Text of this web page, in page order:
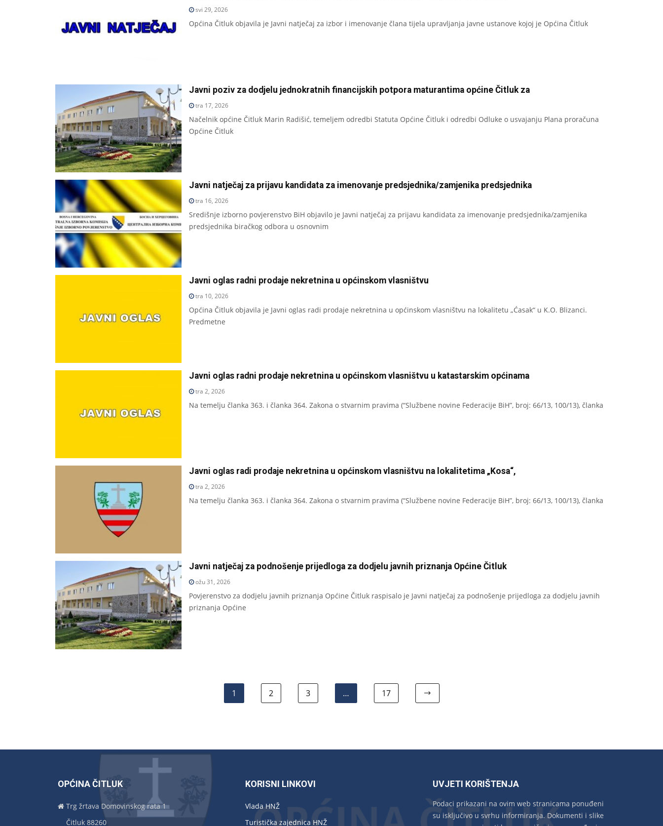
svi 29, 2026
Općina Čitluk objavila je Javni natječaj za izbor i imenovanje člana tijela upravljanja javne ustanove kojoj je Općina Čitluk
Javni poziv za dodjelu jednokratnih financijskih potpora maturantima općine Čitluk za
tra 17, 2026
Načelnik općine Čitluk Marin Radišić, temeljem odredbi Statuta Općine Čitluk i odredbi Odluke o usvajanju Plana proračuna
Općine Čitluk
Javni natječaj za prijavu kandidata za imenovanje predsjednika/zamjenika predsjednika
tra 16, 2026
Središnje izborno povjerenstvo BiH objavilo je Javni natječaj za prijavu kandidata za imenovanje predsjednika/zamjenika
predsjednika biračkog odbora u osnovnim
Javni oglas radni prodaje nekretnina u općinskom vlasništvu
tra 10, 2026
Općina Čitluk objavila je Javni oglas radi prodaje nekretnina u općinskom vlasništvu na lokalitetu „Ćasak“ u K.O. Blizanci.
Predmetne
Javni oglas radni prodaje nekretnina u općinskom vlasništvu u katastarskim općinama
tra 2, 2026
Na temelju članka 363. i članka 364. Zakona o stvarnim pravima (“Službene novine Federacije BiH”, broj: 66/13, 100/13), članka
Javni oglas radi prodaje nekretnina u općinskom vlasništvu na lokalitetima „Kosa“,
tra 2, 2026
Na temelju članka 363. i članka 364. Zakona o stvarnim pravima (“Službene novine Federacije BiH”, broj: 66/13, 100/13), članka
Javni natječaj za podnošenje prijedloga za dodjelu javnih priznanja Općine Čitluk
ožu 31, 2026
Povjerenstvo za dodjelu javnih priznanja Općine Čitluk raspisalo je Javni natječaj za podnošenje prijedloga za dodjelu javnih
priznanja Općine
1 2 3 … 17
OPĆINA ČITLUK
Trg žrtava Domovinskog rata 1
Čitluk 88260
KORISNI LINKOVI
Vlada HNŽ
Turistička zajednica HNŽ
UVJETI KORIŠTENJA
Podaci prikazani na ovim web stranicama ponuđeni
su isključivo u svrhu informiranja. Dokumenti i slike